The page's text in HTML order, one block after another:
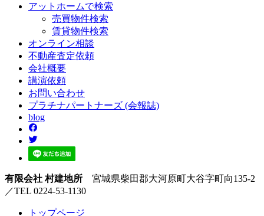
アットホームで検索
売買物件検索
賃貸物件検索
オンライン相談
不動産査定依頼
会社概要
講演依頼
お問い合わせ
プラチナパートナーズ (会報誌)
blog
有限会社 村建地所 宮城県柴田郡大河原町大谷字町向135-2
／TEL 0224-53-1130
トップページ